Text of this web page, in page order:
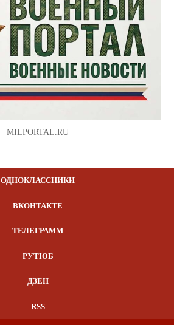
MILPORTAL.RU
ОДНОКЛАССНИКИ
ВКОНТАКТЕ
ТЕЛЕГРАММ
РУТЮБ
ДЗЕН
RSS